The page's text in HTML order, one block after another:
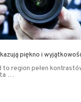
piękno i
to region pełen
…